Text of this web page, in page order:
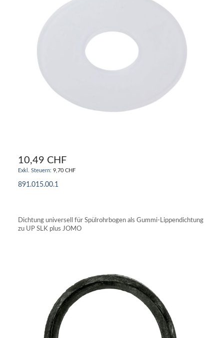
10,49 CHF
9,70 CHF
891.015.00.1
Dichtung universell für Spülrohrbogen als Gummi-Lippendichtung
zu UP SLK plus JOMO